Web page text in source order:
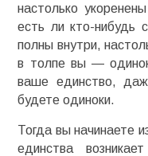
настолько
есть ли кто-нибудь
полны внутри,
в толпе вы —
ваше единство,
будете одиноки.
Тогда вы начинаете
единства